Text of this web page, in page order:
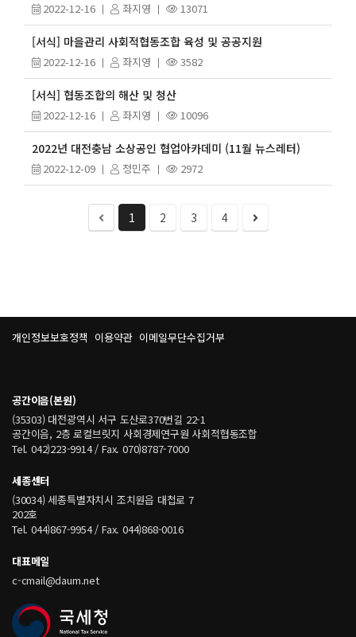
2022-12-16 좌지영 13071
[서식] 마을관리 사회적협동조합 육성 및 공공지원
2022-12-16 좌지영 3582
[서식] 협동조합의 해산 및 청산
2022-12-16 좌지영 10096
2022년 대전충남 소상공인 협업아카데미 (11월 뉴스레터)
2022-12-09 정민주 2972
1 2 3 4
개인정보보호정책 이용약관 이메일무단수집거부
공간이음(본원)
(35303) 대전광역시 서구 도산로370번길 22-1
공간이음, 2층 로컬브릿지 사회경제연구원 사회적협동조합
Tel. 042)223-9914 / Fax. 070)8787-7000
세종센터
(30034) 세종특별자치시 조치원읍 대첩로 7
202호
Tel. 044)867-9954 / Fax. 044)868-0016
대표메일
c-cmail@daum.net